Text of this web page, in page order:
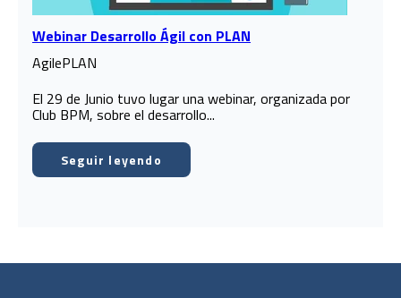
Webinar Desarrollo Ágil con PLAN
AgilePLAN
El 29 de Junio tuvo lugar una webinar, organizada por
Club BPM, sobre el desarrollo...
Seguir leyendo